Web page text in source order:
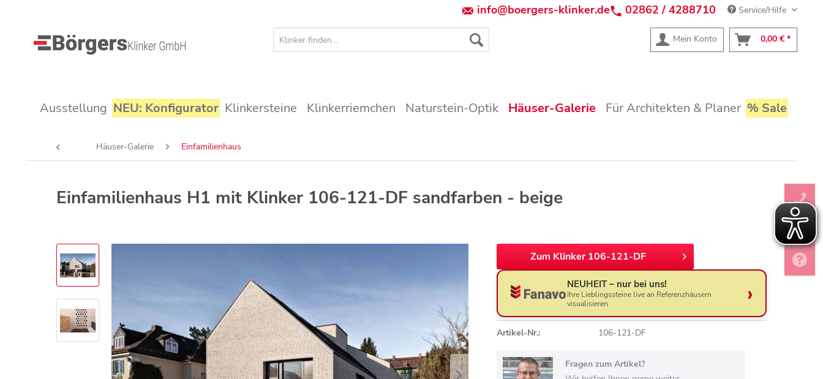
info@boergers-klinker.de 02862 / 4288710 Service/Hilfe
Mein Konto 0,00 € *
Ausstellung NEU: Konfigurator Klinkersteine Klinkerriemchen Naturstein-Optik Häuser-Galerie Für Architekten & Planer % Sale
Häuser-Galerie Einfamilienhaus
Einfamilienhaus H1 mit Klinker 106-121-DF sandfarben - beige
Zum Klinker 106-121-DF
NEUHEIT – nur bei uns!
Ihre Lieblingssteine live an Referenzhäusern
visualisieren
Artikel-Nr.: 106-121-DF
Fragen zum Artikel?